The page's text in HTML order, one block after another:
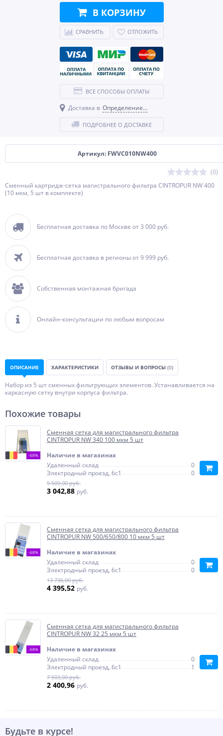
Артикул: FWVC010NW400
(0)
Сменный картридж-сетка магистрального фильтра CINTROPUR NW 400
(10 мкм, 5 шт в комплекте)
Бесплатная доставка по Москве от 3 000 руб.
Бесплатная доставка в регионы от 9 999 руб.
Собственная монтажная бригада
Онлайн-консультации по любым вопросам
В КОРЗИНУ
СРАВНИТЬ ОТЛОЖИТЬ
ВСЕ СПОСОБЫ ОПЛАТЫ
Доставка в Определение...
ПОДРОБНЕЕ О ДОСТАВКЕ
ОПИСАНИЕ ХАРАКТЕРИСТИКИ ОТЗЫВЫ И ВОПРОСЫ (0)
Набор из 5 шт сменных фильтрующих элементов. Устанавливается на
каркасную сетку внутри корпуса фильтра.
Похожие товары
-68%
Сменная сетка для магистрального фильтра
CINTROPUR NW 340 100 мкм 5 шт
Наличие в магазинах
Удаленный склад
0
Электродный проезд, 6с1
0
9 509,00 руб.
3 042,88 руб.
-68%
Сменная сетка для магистрального фильтра
CINTROPUR NW 500/650/800 10 мкм 5 шт
Наличие в магазинах
Удаленный склад
0
Электродный проезд, 6с1
0
13 736,00 руб.
4 395,52 руб.
-68%
Сменная сетка для магистрального фильтра
CINTROPUR NW 32 25 мкм 5 шт
Наличие в магазинах
Удаленный склад
0
Электродный проезд, 6с1
1
7 503,00 руб.
2 400,96 руб.
Будьте в курсе!